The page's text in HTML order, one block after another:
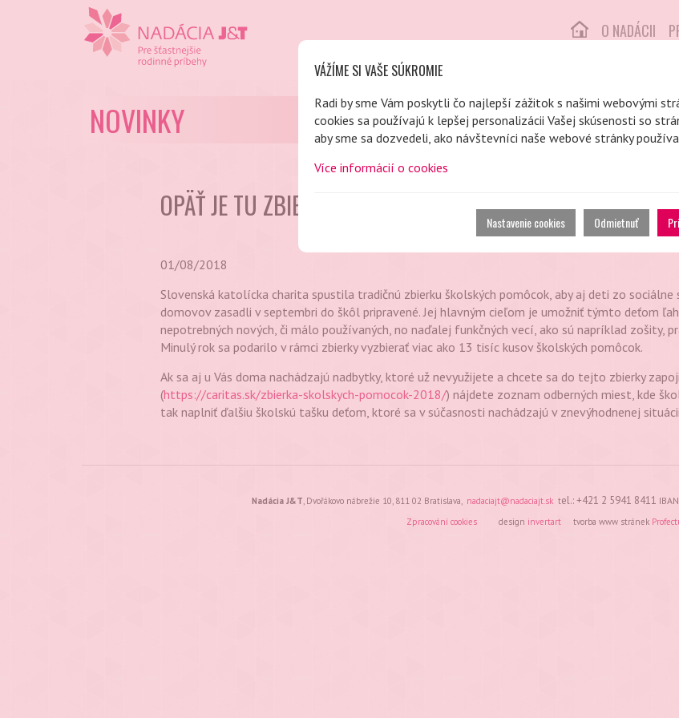
O NADÁCII
VÁŽÍME SI VAŠE SÚKROMIE
Radi by sme Vám poskytli čo najlepší zážitok s našimi webovými
cookies sa používajú k lepšej personalizácii Vašej skúsenosti so
aby sme sa dozvedeli, ako návštevníci naše webové stránky
Více informácií o cookies
Odmietnuť
Nastavenie cookies
NOVINKY
OPÄŤ JE TU ZBIERKA ŠKOLSKÝCH POMÔCOK
01/08/2018
Slovenská katolícka charita spustila tradičnú zbierku školských pomôcok, aby aj deti zo
domovov zasadli v septembri do škôl pripravené. Jej hlavným cieľom je umožniť týmto deťom
nepotrebných nových, či málo používaných, no naďalej funkčných vecí, ako sú napríklad zošity,
Minulý rok sa podarilo v rámci zbierky vyzbierať viac ako 13 tisíc kusov školských pomôcok.
Ak sa aj u Vás doma nachádzajú nadbytky, ktoré už nevyužijete a chcete sa do tejto zbierky
(https://caritas.sk/zbierka-skolskych-pomocok-2018/) nájdete zoznam odberných miest, kde
tak naplniť ďalšiu školskú tašku deťom, ktoré sa v súčasnosti nachádzajú v znevýhodnenej
Nadácia J&T, Dvořákovo nábrežie 10, 811 02 Bratislava, nadaciajt@nadaciajt.sktel.: +421 2 5941 8411
Zpracování cookiesdesign invertarttvorba www stránek